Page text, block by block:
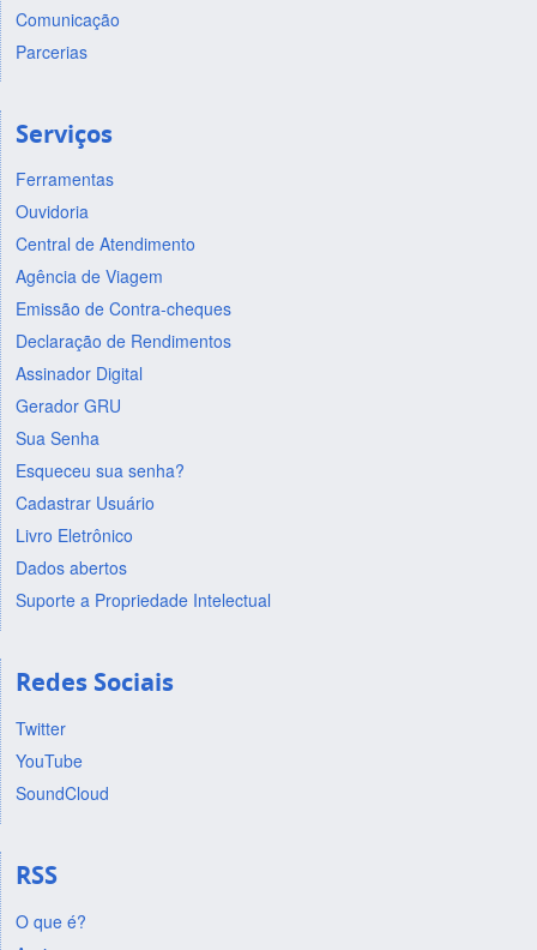
Comunicação
Parcerias
Serviços
Ferramentas
Ouvidoria
Central de Atendimento
Agência de Viagem
Emissão de Contra-cheques
Declaração de Rendimentos
Assinador Digital
Gerador GRU
Sua Senha
Esqueceu sua senha?
Cadastrar Usuário
Livro Eletrônico
Dados abertos
Suporte a Propriedade Intelectual
Redes Sociais
Twitter
YouTube
SoundCloud
RSS
O que é?